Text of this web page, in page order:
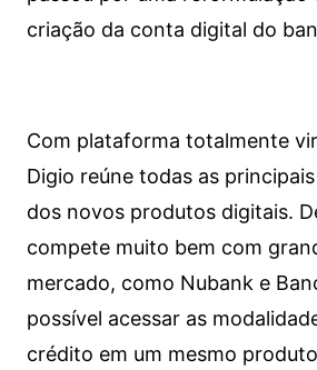
criação da conta digital do
Com plataforma totalmente
Digio reúne todas as
dos novos produtos digitais.
compete muito bem com
mercado, como Nubank e
possível acessar as
crédito em um mesmo